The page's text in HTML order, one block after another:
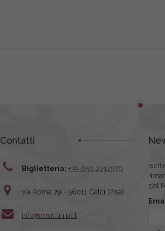
Contatti
Biglietteria: +39 050 2212970
via Roma 79 - 56011 Calci (Pisa)
info@msn.unipi.it
del